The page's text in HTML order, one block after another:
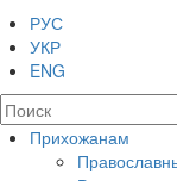
РУС
УКР
ENG
Прихожанам